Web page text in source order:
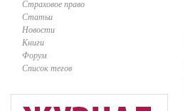
Страховое право
Статьи
Новости
Книги
Форум
Список тегов